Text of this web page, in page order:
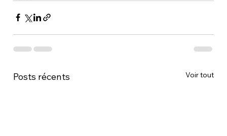
Posts récents Voir tout